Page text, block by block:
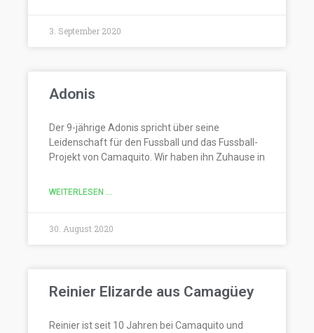
3. September 2020
Adonis
Der 9-jährige Adonis spricht über seine
Leidenschaft für den Fussball und das Fussball-
Projekt von Camaquito. Wir haben ihn Zuhause in
WEITERLESEN ...
30. August 2020
Reinier Elizarde aus Camagüey
Reinier ist seit 10 Jahren bei Camaquito und